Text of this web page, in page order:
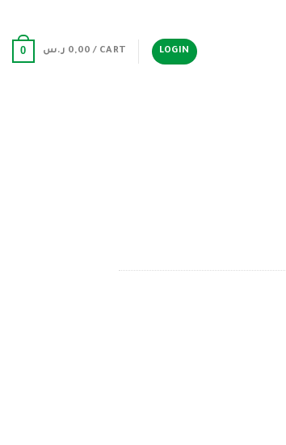
LOGIN
CART /
0,00 ر.س 0